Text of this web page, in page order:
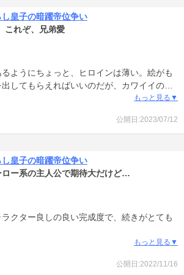
して書けていると思います。
皇子の暗躍帝位争い
これぞ、兄弟愛
ようにちょっと、ヒロインは薄い。絵がも
してもらえればいいのだが、カワイイのは
域まではいっていない…（めっちゃ、失礼）
むしろ、阿吽の呼吸の兄弟愛かなって思い
撃を続けてほしい。
もっと見る▼
公開日:2023/07/12
皇子の暗躍帝位争い
ロー系の主人公で期待大だけど…
クター良しの良い完成度で、続きがとても
アh…少し思慮が浅く若干の不愉快さが目立
る作品にポンコツ(しかもメインキャラ)が1
もっと見る▼
公開日:2022/11/16